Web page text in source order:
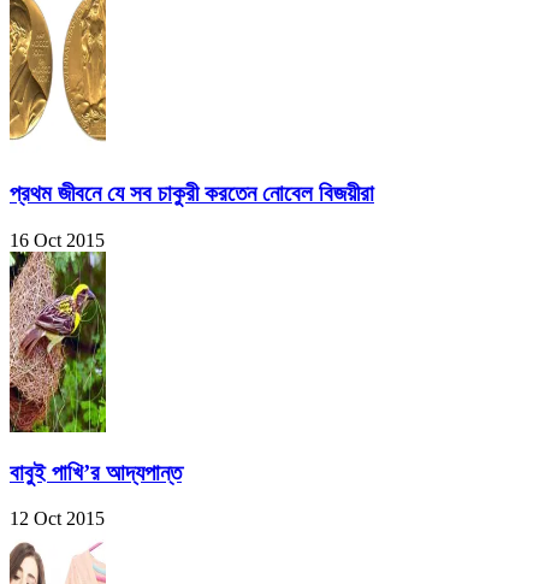
প্রথম জীবনে যে সব চাকুরী করতেন নোবেল বিজয়ীরা
16 Oct 2015
বাবুই পাখি’র আদ্যপান্ত
12 Oct 2015